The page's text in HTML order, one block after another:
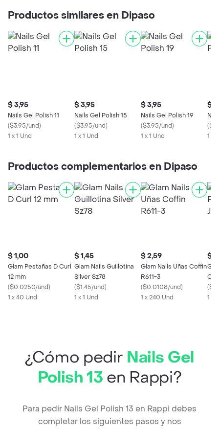
Productos similares en Dipaso
$ 3,95
Nails Gel Polish 11
($3.95/und)
1 x 1 Und
$ 3,95
Nails Gel Polish 15
($3.95/und)
1 x 1 Und
$ 3,95
Nails Gel Polish 19
($3.95/und)
1 x 1 Und
$
(
1 x
Productos complementarios en Dipaso
$ 1,00
Glam Pestañas D Curl
12 mm
($0.0250/und)
1 x 40 Und
$ 1,45
Glam Nails Guillotina
Silver Sz78
($1.45/und)
1 x 1 Und
$ 2,59
Glam Nails Uñas Coffin
R611-3
($0.0108/und)
1 x 240 Und
$
(
1 x
¿Cómo pedir Nails Gel
Polish 13 en Rappi?
Para pedir Nails Gel Polish 13 en Rappi debes
completar los siguientes pasos y nos